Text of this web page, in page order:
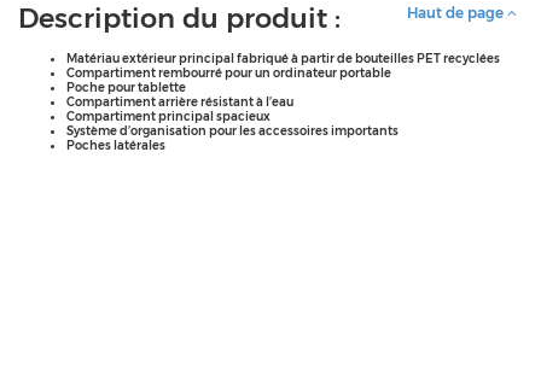
Haut de page
Description du produit :
Matériau extérieur principal fabriqué à partir de bouteilles PET recyclées
Compartiment rembourré pour un ordinateur portable
Poche pour tablette
Compartiment arrière résistant à l’eau
Compartiment principal spacieux
Système d’organisation pour les accessoires importants
Poches latérales